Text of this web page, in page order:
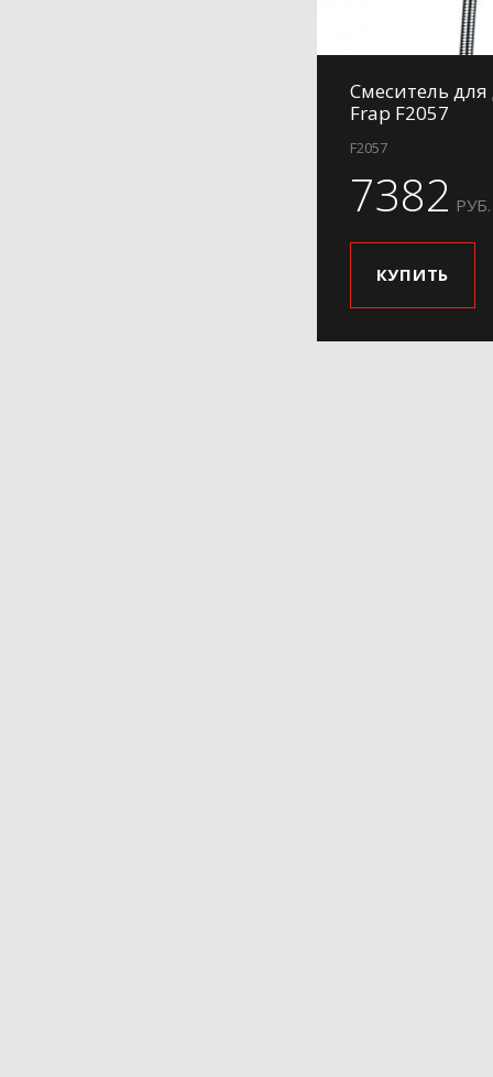
Смеситель
Frap F2057
F2057
7382 РУБ.
КУПИТЬ